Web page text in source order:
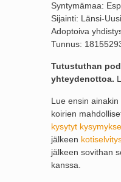
Syntymämaa:
Sijainti: Länsi-
Adoptoiva
Tunnus:
Tutustuthan
yhteydenottoa.
Lue ensin
koirien
kysytyt
jälkeen
jälkeen sovithan
kanssa.